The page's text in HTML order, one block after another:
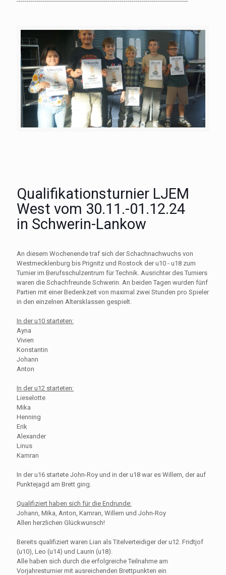
Qualifikationsturnier LJEM
West vom 30.11.-01.12.24
in Schwerin-Lankow
An diesem Wochenende traf sich der Schachnachwuchs von
Westmecklenburg bis Prignitz und Rostock der u10 - u18 zum
Turnier im Berufsschulzentrum für Technik. Ausrichter des Turniers
waren die Schachfreunde Schwerin. An beiden Tagen wurden fünf
Partien mit einer Bedenkzeit von maximal zwei Stunden pro Spieler
in den einzelnen Altersklassen gespielt.
In der u10 starteten:
Ayna
Vivien
Konstantin
Johann
Anton
In der u12 starteten:
Lieselotte
Mika
Henning
Erik
Alexander
Linus
Kamran
In der u16 startete John-Roy und in der u18 war es Willem, der auf
Punktejagd am Brett ging.
Qualifiziert haben sich für die Endrunde:
Johann, Mika, Anton, Kamran, Willem und John-Roy
Allen herzlichen Glückwunsch!
Bereits qualifiziert waren Lian als Titelverteidiger der u12. Fridtjof
(u10), Leo (u14) und Laurin (u18).
Alle haben sich durch die erfolgreiche Teilnahme am
Vorjahresturnier mit ausreichenden Brettpunkten ein